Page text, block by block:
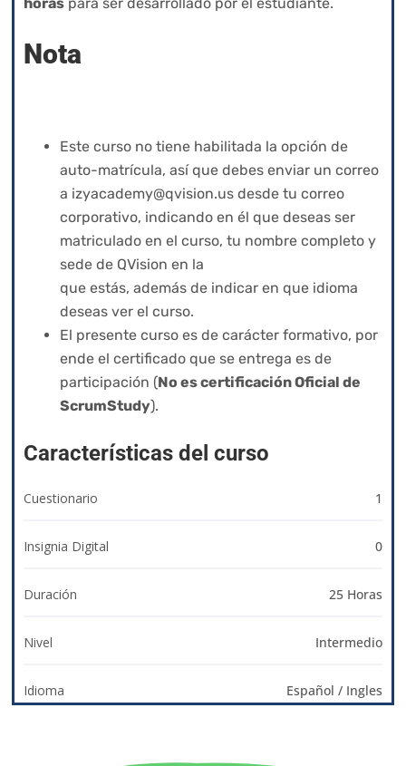
Nota
Este curso no tiene habilitada la opción de
auto-matrícula, así que debes enviar un correo
a izyacademy@qvision.us desde tu correo
corporativo, indicando en él que deseas ser
matriculado en el curso, tu nombre completo y
sede de QVision en la
que estás, además de indicar en que idioma
deseas ver el curso.
El presente curso es de carácter formativo, por
ende el certificado que se entrega es de
participación (No es certificación Oficial de
ScrumStudy).
Características del curso
Cuestionario 1
Insignia Digital 0
Duración 25 Horas
Nivel Intermedio
Idioma Español / Ingles